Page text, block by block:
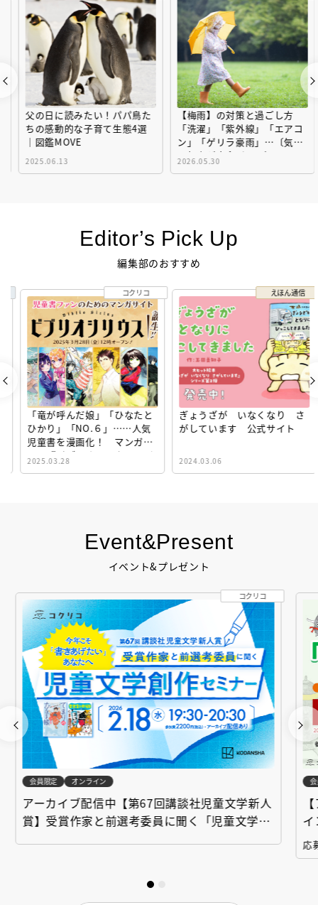
Event&Present
イベント&プレゼント
コクリコ
会員限定 オンライン
アーカイブ配信中【第67回講談社児童文学新人
賞】受賞作家と前選考委員に聞く「児童文学創
会
「
応
父の日に読みたい！パパ鳥た
ちの感動的な子育て生態4選
｜図鑑MOVE
2025.06.13
【梅雨】の対策と過ごし方
「洗濯」「紫外線」「エアコ
ン」「ゲリラ豪雨」…〔気象
予報士が完全ガイド〕
2026.05.30
Editor’s Pick Up
編集部のおすすめ
「竜が呼んだ娘」「ひなたと
ひかり」「NO.６」……人気
児童書を漫画化！ マンガサ
イト『ビブリオシリウス』誕
生！
2025.03.28
コクリコ
ぎょうざが いなくなり さ
がしています 公式サイト
2024.03.06
えほん通信